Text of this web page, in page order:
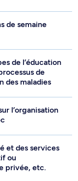
de semaine
de l’éducation
de
des maladies
l’organisation
et des services
ou
privée, etc.